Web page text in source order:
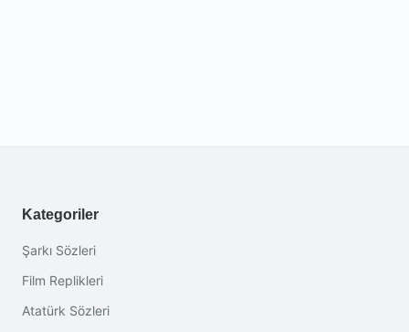
Kategoriler
Şarkı Sözleri
Film Replikleri
Atatürk Sözleri